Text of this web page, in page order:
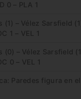
0 – PLA 1
(1) – Vélez Sarsfield
1 – VEL 1
(0) – Vélez Sarsfield
0 – VEL 1
Paredes figura en